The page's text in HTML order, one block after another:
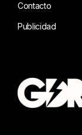
Contacto
Publicidad